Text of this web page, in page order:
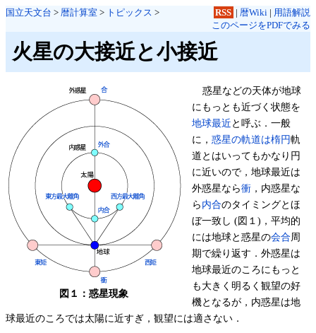
国立天文台 > 暦計算室 > トピックス > RSS | 暦Wiki | 用語解説
このページをPDFでみる
火星の大接近と小接近
図１：惑星現象
惑星などの天体が地球
にもっとも近づく状態を
地球最近と呼ぶ．一般
に，惑星の軌道は楕円軌
道とはいってもかなり円
に近いので，地球最近は
外惑星なら衝 ，内惑星な
ら内合のタイミングとほ
ぼ一致し (図１)，平均的
には地球と惑星の会合周
期で繰り返す．外惑星は
地球最近のころにもっと
も大きく明るく観望の好
機となるが，内惑星は地
球最近のころでは太陽に近すぎ，観望には適さない．